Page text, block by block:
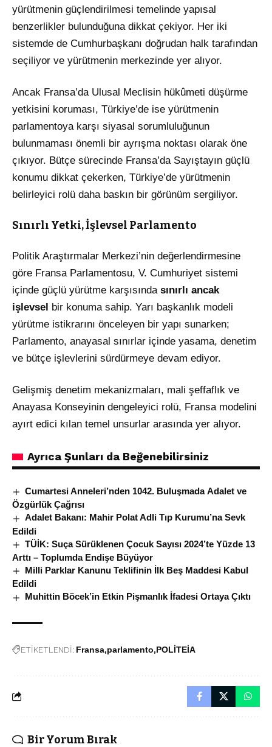
yürütmenin güçlendirilmesi temelinde yapısal
benzerlikler bulunduğuna dikkat çekiyor. Her iki
sistemde de Cumhurbaşkanı doğrudan halk tarafından
seçiliyor ve yürütmenin merkezinde yer alıyor.
Ancak Fransa’da Ulusal Meclisin hükûmeti düşürme
yetkisini koruması, Türkiye’de ise yürütmenin
parlamentoya karşı siyasal sorumluluğunun
bulunmaması önemli bir ayrışma noktası olarak öne
çıkıyor. Bütçe sürecinde Fransa’da Sayıştayın güçlü
konumu dikkat çekerken, Türkiye’de yürütmenin
belirleyici rolü daha baskın bir görünüm sergiliyor.
Sınırlı Yetki, İşlevsel Parlamento
Politik Araştırmalar Merkezi’nin değerlendirmesine
göre Fransa Parlamentosu, V. Cumhuriyet sistemi
içinde güçlü yürütme karşısında sınırlı ancak
işlevsel bir konuma sahip. Yarı başkanlık modeli
yürütme istikrarını önceleyen bir yapı sunarken;
Parlamento, anayasal sınırlar içinde yasama, denetim
ve bütçe işlevlerini sürdürmeye devam ediyor.
Gelişmiş denetim mekanizmaları, mali şeffaflık ve
Anayasa Konseyinin dengeleyici rolü, Fransa modelini
ayırt edici kılan temel unsurlar arasında yer alıyor.
Ayrıca Şunları da Beğenebilirsiniz
Cumartesi Anneleri’nden 1042. Buluşmada Adalet ve
Özgürlük Çağrısı
Adalet Bakanı: Mahir Polat Adli Tıp Kurumu’na Sevk
Edildi
TÜİK: Suça Sürüklenen Çocuk Sayısı 2024’te Yüzde 13
Arttı – Toplumda Endişe Büyüyor
Milli Parklar Kanunu Teklifinin İlk Beş Maddesi Kabul
Edildi
Muhittin Böcek’in Etkin Pişmanlık İfadesi Ortaya Çıktı
ETİKETLENDİ: Fransa parlamento POLİTEİA
Bir Yorum Bırak